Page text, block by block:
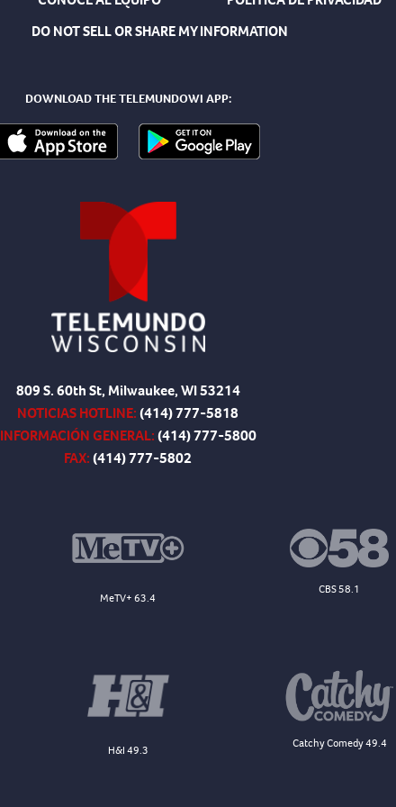
DO NOT SELL OR SHARE MY INFORMATION
DOWNLOAD THE TELEMUNDOWI APP:
809 S. 60th St, Milwaukee, WI 53214
NOTICIAS HOTLINE:(414) 777-5818
INFORMACIÓN GENERAL:(414) 777-5800
FAX:(414) 777-5802
MeTV+ 63.4
CBS 58.1
H&I 49.3
Catchy Comedy 49.4